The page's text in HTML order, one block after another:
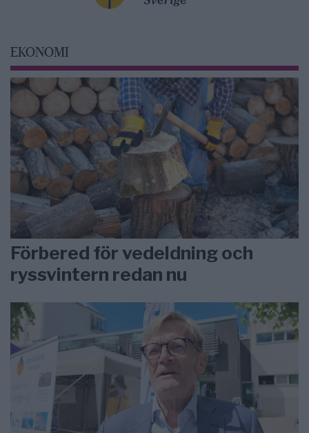
EKONOMI
Förbered för vedeldning och
ryssvintern redan nu